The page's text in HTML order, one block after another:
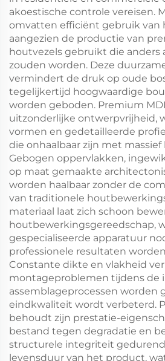
akoestische controle vereisen.
omvatten efficiënt gebruik van
aangezien de productie van
houtvezels gebruikt die anders
zouden worden. Deze
vermindert de druk op oude
tegelijkertijd hoogwaardige
worden geboden. Premium
uitzonderlijke ontwerpvrijheid,
vormen en gedetailleerde
die onhaalbaar zijn met
Gebogen oppervlakken,
op maat gemaakte
worden haalbaar zonder de
van traditionele
materiaal laat zich schoon
houtbewerkingsgereedschap,
gespecialiseerde apparatuur
professionele resultaten
Constante dikte en vlakheid
montageproblemen tijdens de
assemblageprocessen worden
eindkwaliteit wordt verbeterd.
behoudt zijn prestatie-
bestand tegen degradatie en
structurele integriteit
levensduur van het product,